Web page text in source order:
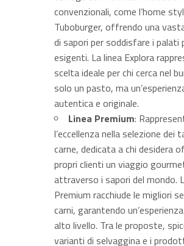
convenzionali, come l’home
Tuboburger, offrendo una
di sapori per soddisfare i palati
esigenti. La linea Explora
scelta ideale per chi cerca nel
solo un pasto, ma
autentica e originale.
Linea Premium:
l’eccellenza nella selezione dei
carne, dedicata a chi desidera
propri clienti un viaggio
attraverso i sapori del mondo.
Premium racchiude le migliori
carni, garantendo
alto livello. Tra le proposte,
varianti di selvaggina e i